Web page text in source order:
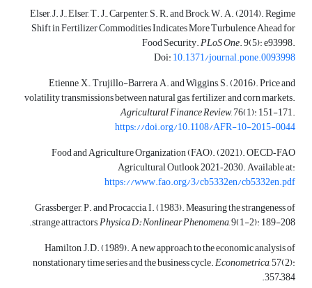
Elser, J. J., Elser, T. J., Carpenter, S. R. and Brock, W. A. (2014). Regime
Shift in Fertilizer Commodities Indicates More Turbulence Ahead for
Food Security.PLoS One. 9(5): e93998.
Doi:10.1371/journal.pone.0093998
Etienne, X., Trujillo-Barrera, A. and Wiggins, S. (2016). Price and
volatility transmissions between natural gas, fertilizer, and corn markets.
Agricultural Finance Review, 76(1): 151-171.
https://doi.org/10.1108/AFR-10-2015-0044
Food and Agriculture Organization (FAO). (2021). OECD‑FAO
Agricultural Outlook 2021‑2030. Available at:
https://www.fao.org/3/cb5332en/cb5332en.pdf
Grassberger, P. and Procaccia, I. (1983). Measuring the strangeness of
strange attractors,Physica D: Nonlinear Phenomena, 9(1-2): 189-208.
Hamilton, J.D. (1989). A new approach to the economic analysis of
nonstationary time series and the business cycle.Econometrica, 57(2):
357–384.